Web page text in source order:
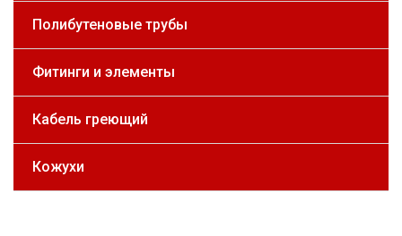
Полибутеновые трубы
Фитинги и элементы
Кабель греющий
Кожухи